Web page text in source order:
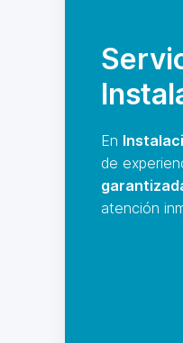
En
de
atención